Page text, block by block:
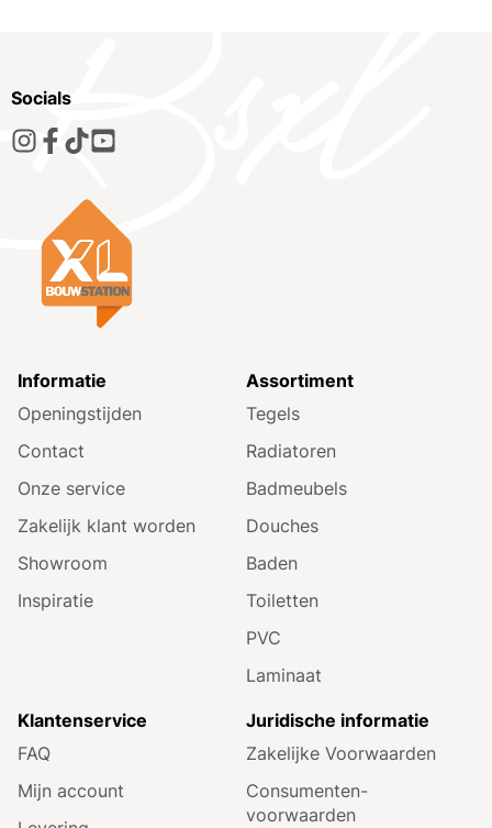
Socials
Informatie
Openingstijden
Contact
Onze service
Zakelijk klant worden
Showroom
Inspiratie
Assortiment
Tegels
Radiatoren
Badmeubels
Douches
Baden
Toiletten
PVC
Laminaat
Klantenservice
FAQ
Mijn account
Juridische informatie
Zakelijke Voorwaarden
Consumenten­
voorwaarden